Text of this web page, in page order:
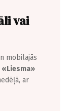
vai
mobilajās
ar